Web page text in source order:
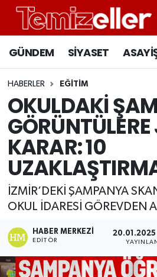
GÜNDEM SİYASET
HABERLER EĞİTİM
OKULDAKİ
GÖRÜNTÜLERE
KARAR: 10
İZMİR’DEKİ ŞAMPANYA
OKUL İDARESİ GÖREVDEN
HABER MERKEZI
EDITÖR
20.01.2025
CANLI YAYIN
ASAYİŞ
EĞİTİM
SAĞLIK
SİYASET
Hava Durumu
Süper Lig Puan Durumu ve
Tüm Manşetler
Son Dakika Haberleri
Haber Arşivi